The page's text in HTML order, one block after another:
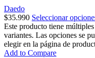
Daedo
$35.990 Seleccionar
Este producto tiene múltiples
variantes. Las opciones se
elegir en la página de
Add to Compare